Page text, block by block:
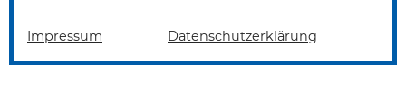
Impressum Datenschutzerklärung